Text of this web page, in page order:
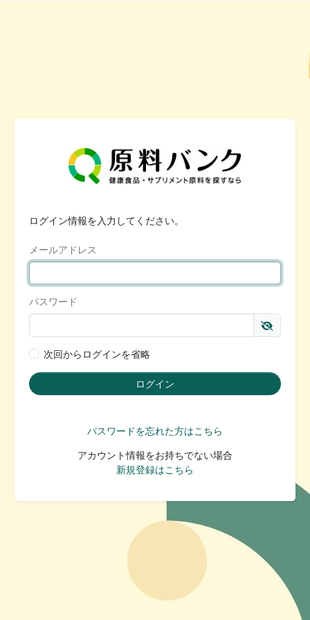
ログイン情報を入力してください。
メールアドレス
パスワード
次回からログインを省略
パスワードを忘れた方はこちら
アカウント情報をお持ちでない場合
新規登録はこちら